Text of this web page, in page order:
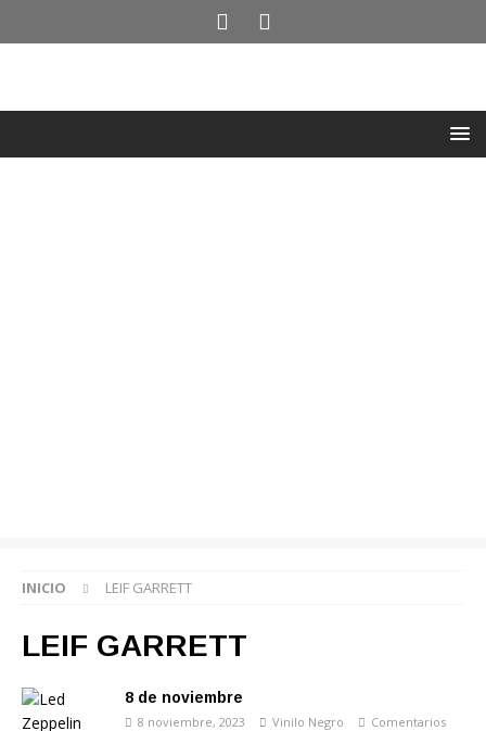
INICIO LEIF GARRETT
LEIF GARRETT
8 de noviembre
8 noviembre, 2023 Vinilo Negro
Comentarios